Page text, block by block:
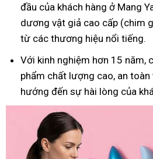
đầu của khách hàng ở Mang
dương vật giả cao cấp (chim
từ các thương hiệu nổi tiếng.
Với kinh nghiệm hơn 15 năm,
phẩm chất lượng cao, an
hướng đến sự hài lòng của